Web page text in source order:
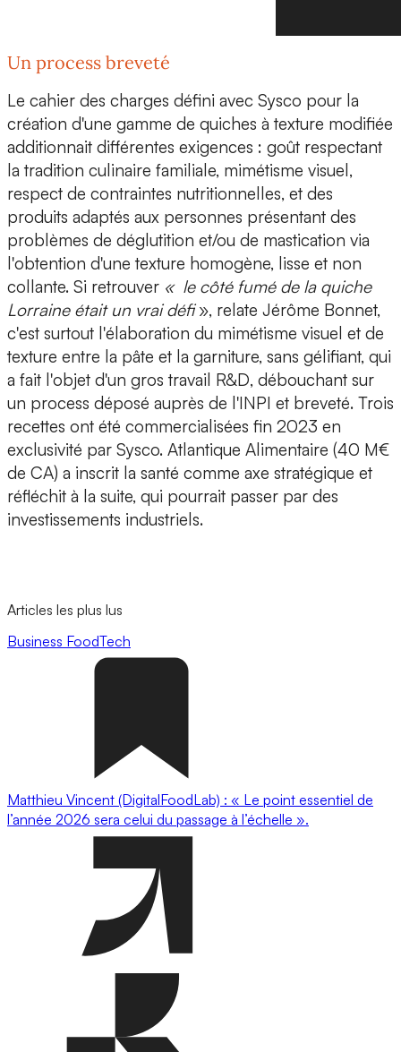
Un process breveté
Le cahier des charges défini avec Sysco pour la
création d'une gamme de quiches à texture modifiée
additionnait différentes exigences : goût respectant
la tradition culinaire familiale, mimétisme visuel,
respect de contraintes nutritionnelles, et des
produits adaptés aux personnes présentant des
problèmes de déglutition et/ou de mastication via
l'obtention d'une texture homogène, lisse et non
collante. Si retrouver « le côté fumé de la quiche
Lorraine était un vrai défi», relate Jérôme Bonnet,
c'est surtout l'élaboration du mimétisme visuel et de
texture entre la pâte et la garniture, sans gélifiant, qui
a fait l'objet d'un gros travail R&D, débouchant sur
un process déposé auprès de l'INPI et breveté. Trois
recettes ont été commercialisées fin 2023 en
exclusivité par Sysco. Atlantique Alimentaire (40 M€
de CA) a inscrit la santé comme axe stratégique et
réfléchit à la suite, qui pourrait passer par des
investissements industriels.
Articles les plus lus
Business FoodTech
Matthieu Vincent (DigitalFoodLab) : « Le point essentiel de
l’année 2026 sera celui du passage à l’échelle ».